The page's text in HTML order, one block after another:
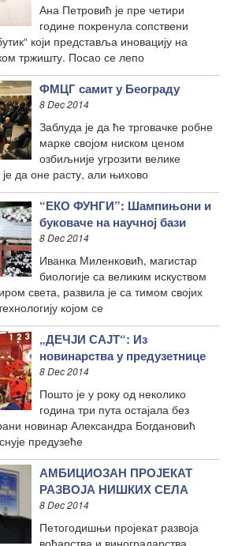
Ана Петровић је пре четири
године покренула сопствени
који представља иновацију на
тржишту. Посао се лепо
ФМЦГ самит у Београду
8 Dec 2014
Заблуда је да ће трговачке робне
марке својом ниском ценом
озбиљније угрозити велике
да оне расту, али њихово
“ЕКО ФУНГИ”: Шампињони и
буковаче на научној бази
8 Dec 2014
Иванка Миленковић, магистар
биологије са великим искуством
света, развила је са тимом својих
којом се
„ДЕЧЈИ САЈТ“: Из
новинарства у предузетнице
8 Dec 2014
Пошто је у року од неколико
година три пута остајала без
новинар Александра Богдановић
предузеће
АМБИЦИОЗАН ПРОЈЕКАТ
РАЗВОЈА НИШКИХ СЕЛА
8 Dec 2014
Петогодишњи пројекат развоја
воћарства и виноградарства